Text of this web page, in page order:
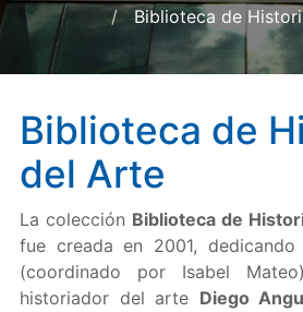
Biblioteca de
Biblioteca de
del Arte
La colección Biblioteca de
fue creada en 2001,
(coordinado por Isabel
historiador del arte Diego